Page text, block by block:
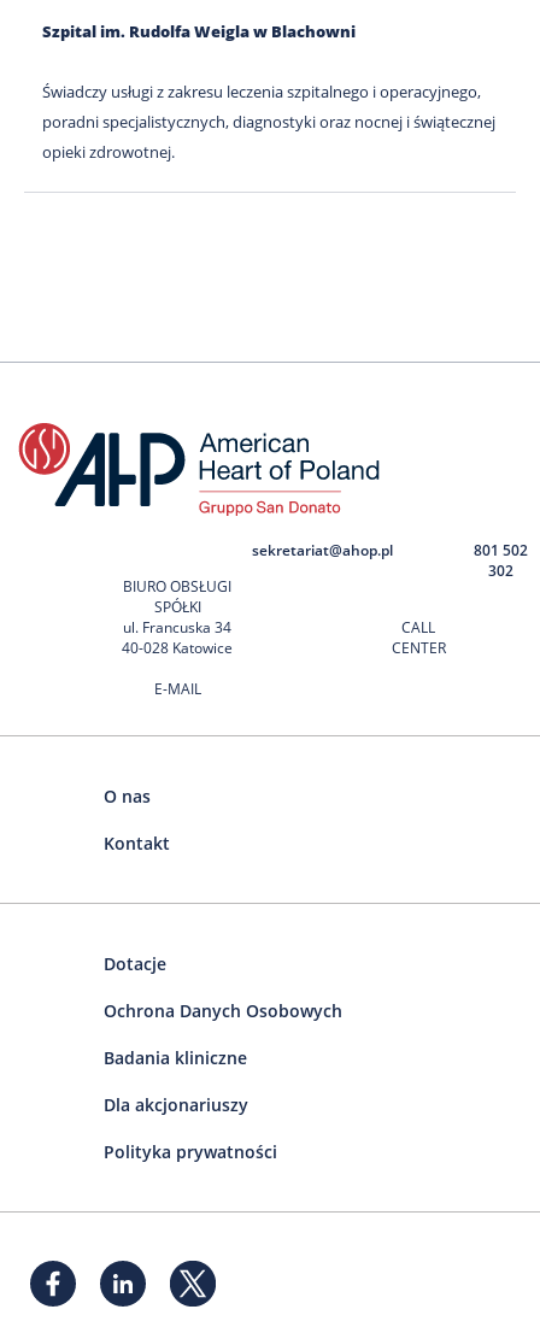
Szpital im. Rudolfa Weigla w Blachowni
Świadczy usługi z zakresu leczenia szpitalnego i operacyjnego,
poradni specjalistycznych, diagnostyki oraz nocnej i świątecznej
opieki zdrowotnej.
BIURO OBSŁUGI
SPÓŁKI
ul. Francuska 34
40-028 Katowice
E-MAIL
sekretariat@ahop.pl
CALL
CENTER
801 502
302
O nas
Kontakt
Dotacje
Ochrona Danych Osobowych
Badania kliniczne
Dla akcjonariuszy
Polityka prywatności